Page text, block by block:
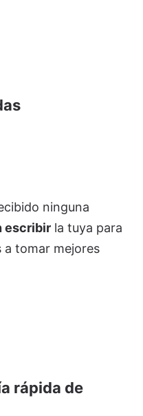
ninguna
escribir la tuya para
a tomar mejores
rápida de